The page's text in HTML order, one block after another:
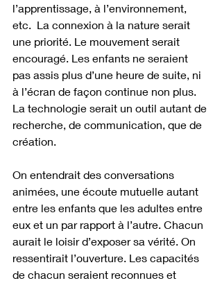
l’apprentissage, à l’environnement,
etc.  La connexion à la nature serait
une priorité. Le mouvement serait
encouragé. Les enfants ne seraient
pas assis plus d’une heure de suite, ni
à l’écran de façon continue non plus.
La technologie serait un outil autant de
recherche, de communication, que de
création.
On entendrait des conversations
animées, une écoute mutuelle autant
entre les enfants que les adultes entre
eux et un par rapport à l’autre. Chacun
aurait le loisir d’exposer sa vérité. On
ressentirait l’ouverture. Les capacités
de chacun seraient reconnues et